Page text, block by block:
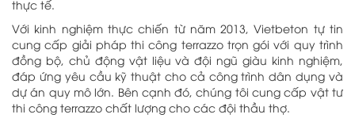
thực tế.
Với kinh nghiệm thực chiến từ năm 2013, Vietbeton tự tin
cung cấp giải pháp thi công terrazzo trọn gói với quy trình
đồng bộ, chủ động vật liệu và đội ngũ giàu kinh nghiệm,
đáp ứng yêu cầu kỹ thuật cho cả công trình dân dụng và
dự án quy mô lớn. Bên cạnh đó, chúng tôi cung cấp vật tư
thi công terrazzo chất lượng cho các đội thầu thợ.